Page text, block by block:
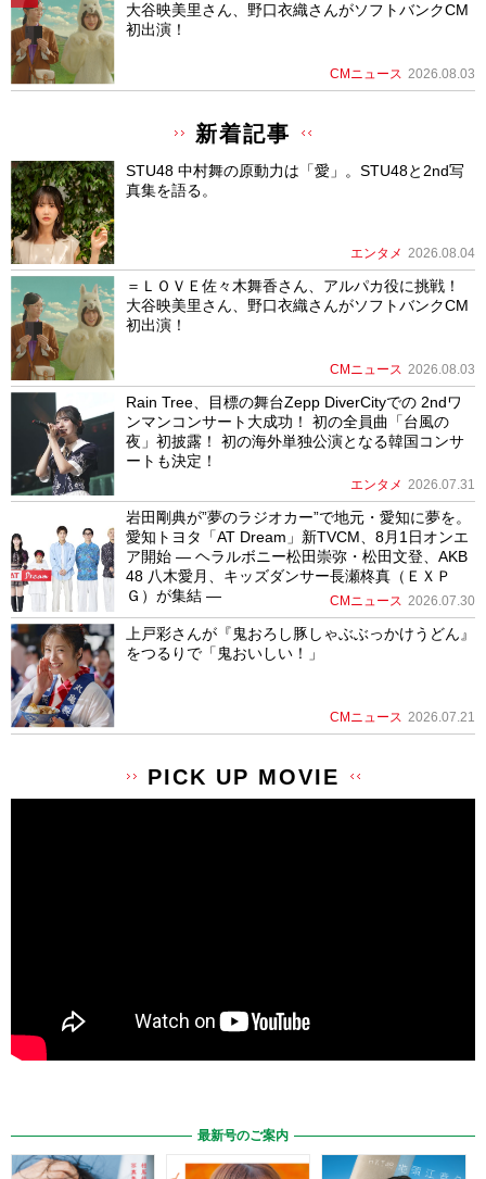
大谷映美里さん、野口衣織さんがソフトバンクCM
初出演！
CMニュース 2026.08.03
新着記事
STU48 中村舞の原動力は「愛」。STU48と2nd写
真集を語る。
エンタメ 2026.08.04
＝ＬＯＶＥ佐々木舞香さん、アルパカ役に挑戦！
大谷映美里さん、野口衣織さんがソフトバンクCM
初出演！
CMニュース 2026.08.03
Rain Tree、目標の舞台Zepp DiverCityでの 2ndワ
ンマンコンサート大成功！ 初の全員曲「台風の
夜」初披露！ 初の海外単独公演となる韓国コンサ
ートも決定！
エンタメ 2026.07.31
岩田剛典が”夢のラジオカー”で地元・愛知に夢を。
愛知トヨタ「AT Dream」新TVCM、8月1日オンエ
ア開始 ― ヘラルボニー松田崇弥・松田文登、AKB
48 八木愛月、キッズダンサー長瀬柊真（ＥＸＰ
Ｇ）が集結 ―
CMニュース 2026.07.30
上戸彩さんが『鬼おろし豚しゃぶぶっかけうどん』
をつるりで「鬼おいしい！」
CMニュース 2026.07.21
PICK UP MOVIE
最新号のご案内